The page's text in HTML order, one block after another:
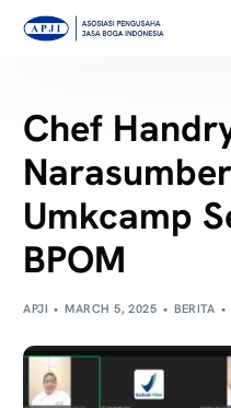
Chef
Umkcamp
BPOM
APJI MARCH 5, 2025 BERITA